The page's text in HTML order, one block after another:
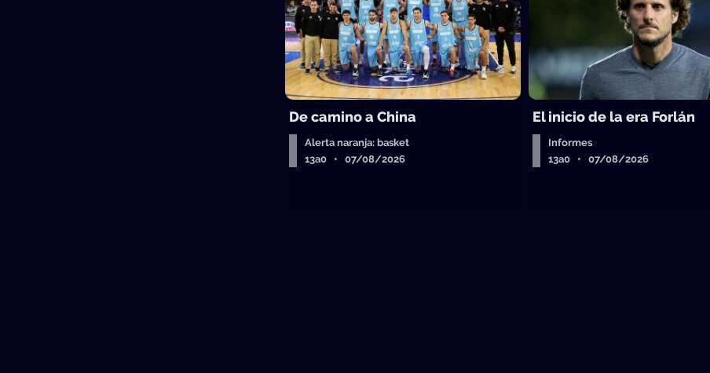
De camino a China
Alerta naranja: basket
13a0 • 07/08/2026
El inicio de la era Forlán
Informes
13a0 • 07/08/2026